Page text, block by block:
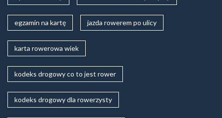
egzamin na kartę jazda rowerem po ulicy
karta rowerowa wiek
kodeks drogowy co to jest rower
kodeks drogowy dla rowerzysty